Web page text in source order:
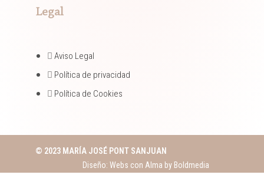
Legal
Aviso Legal
Política de privacidad
Política de Cookies
© 2023 MARÍA JOSÉ PONT SANJUAN
Diseño: Webs con Alma by Boldmedia